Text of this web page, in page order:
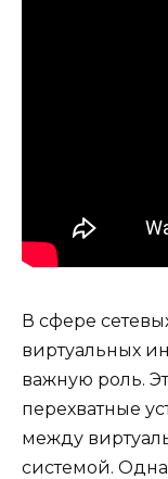
В сфере
виртуальных
важную роль.
перехватные
между
системой.